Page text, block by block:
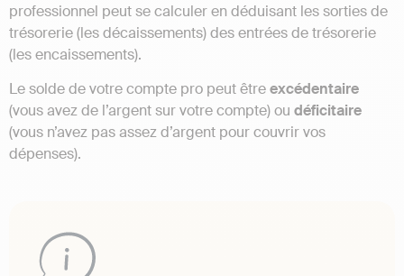
professionnel peut se calculer en déduisant les sorties de
trésorerie (les décaissements) des entrées de trésorerie
(les encaissements).
Le solde de votre compte pro peut êtreexcédentaire
(vous avez de l’argent sur votre compte) ou déficitaire
(vous n’avez pas assez d’argent pour couvrir vos
dépenses).